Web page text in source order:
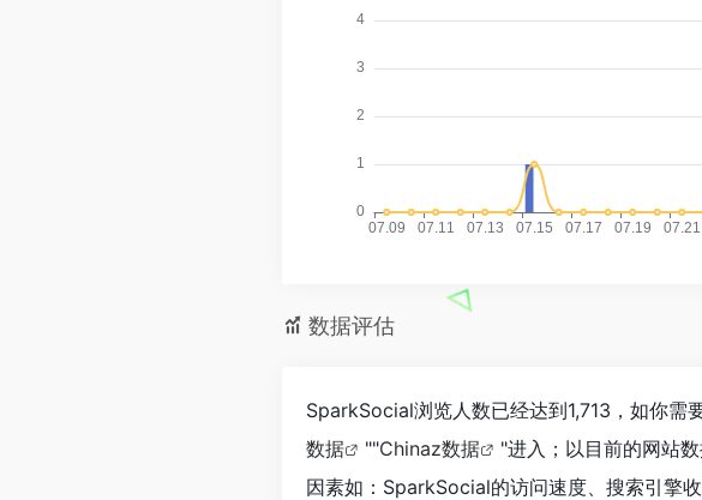
数据评估
SparkSocial浏览人数已经达到1,713，如你需
数据
""Chinaz数据
"进入；以目前的网站
因素如：SparkSocial的访问速度、搜索引擎